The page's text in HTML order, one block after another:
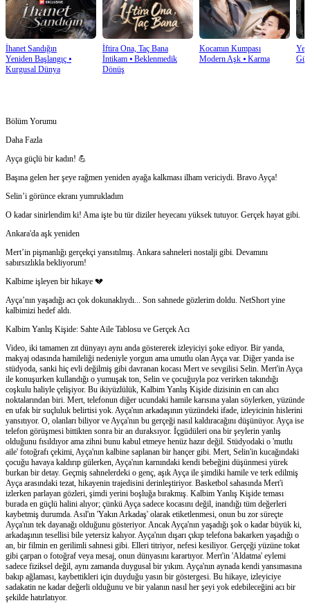
İhanet Sandığın
Yeniden Başlangıç ⦁
Kurgusal Dünya
İftira Ona, Taç Bana
İntikam⦁ Beklenmedik
Dönüş
Kocamın Kumpası
Modern Aşk⦁ Karma
Bölüm Yorumu
Daha Fazla
Ayça güçlü bir kadın! 💪
Başına gelen her şeye rağmen yeniden ayağa kalkması ilham vericiydi. Bravo Ayça!
Selin’i görünce ekranı yumrukladım
O kadar sinirlendim ki! Ama işte bu tür diziler heyecanı yüksek tutuyor. Gerçek hayat gibi.
Ankara'da aşk yeniden
Mert’in pişmanlığı gerçekçi yansıtılmış. Ankara sahneleri nostalji gibi. Devamını
sabırsızlıkla bekliyorum!
Kalbime işleyen bir hikaye 💔
Ayça’nın yaşadığı acı çok dokunaklıydı... Son sahnede gözlerim doldu. NetShort yine
kalbimizi hedef aldı.
Kalbim Yanlış Kişide: Sahte Aile Tablosu ve Gerçek Acı
Video, iki tamamen zıt dünyayı aynı anda göstererek izleyiciyi şoke ediyor. Bir yanda,
makyaj odasında hamileliği nedeniyle yorgun ama umutlu olan Ayça var. Diğer yanda ise
stüdyoda, sanki hiç evli değilmiş gibi davranan kocası Mert ve sevgilisi Selin. Mert'in Ayça
ile konuşurken kullandığı o yumuşak ton, Selin ve çocuğuyla poz verirken takındığı
coşkulu haliyle çelişiyor. Bu ikiyüzlülük, Kalbim Yanlış Kişide dizisinin en can alıcı
noktalarından biri. Mert, telefonun diğer ucundaki hamile karısına yalan söylerken, yüzünde
en ufak bir suçluluk belirtisi yok. Ayça'nın arkadaşının yüzündeki ifade, izleyicinin hislerini
yansıtıyor. O, olanları biliyor ve Ayça'nın bu gerçeği nasıl kaldıracağını düşünüyor. Ayça ise
telefon görüşmesi bittikten sonra bir an duraksıyor. İçgüdüleri ona bir şeylerin yanlış
olduğunu fısıldıyor ama zihni bunu kabul etmeye henüz hazır değil. Stüdyodaki o 'mutlu
aile' fotoğrafı çekimi, Ayça'nın kalbine saplanan bir hançer gibi. Mert, Selin'in kucağındaki
çocuğu havaya kaldırıp gülerken, Ayça'nın karnındaki kendi bebeğini düşünmesi yürek
burkan bir detay. Geçmiş sahnelerdeki o genç, aşık Ayça ile şimdiki hamile ve terk edilmiş
Ayça arasındaki tezat, hikayenin trajedisini derinleştiriyor. Basketbol sahasında Mert'i
izlerken parlayan gözleri, şimdi yerini boşluğa bırakmış. Kalbim Yanlış Kişide teması
burada en güçlü halini alıyor; çünkü Ayça sadece kocasını değil, inandığı tüm değerleri
kaybetmiş durumda. Asıl'ın 'Yakın Arkadaş' olarak etiketlenmesi, onun bu zor süreçte
Ayça'nın tek dayanağı olduğunu gösteriyor. Ancak Ayça'nın yaşadığı şok o kadar büyük ki,
arkadaşının tesellisi bile yetersiz kalıyor. Ayça'nın dışarı çıkıp telefona bakarken yaşadığı o
an, bir filmin en gerilimli sahnesi gibi. Elleri titriyor, nefesi kesiliyor. Gerçeği yüzüne tokat
gibi çarpan o fotoğraf veya mesaj, onun dünyasını karartıyor. Mert'in 'Aldatma' eylemi
sadece fiziksel değil, aynı zamanda duygusal bir yıkım. Ayça'nın aynada kendi yansımasına
bakıp ağlaması, kaybettikleri için duyduğu yasın bir göstergesi. Bu hikaye, izleyiciye
sadakatin ne kadar değerli olduğunu ve bir yalanın nasıl her şeyi yok edebileceğini acı bir
şekilde hatırlatıyor.